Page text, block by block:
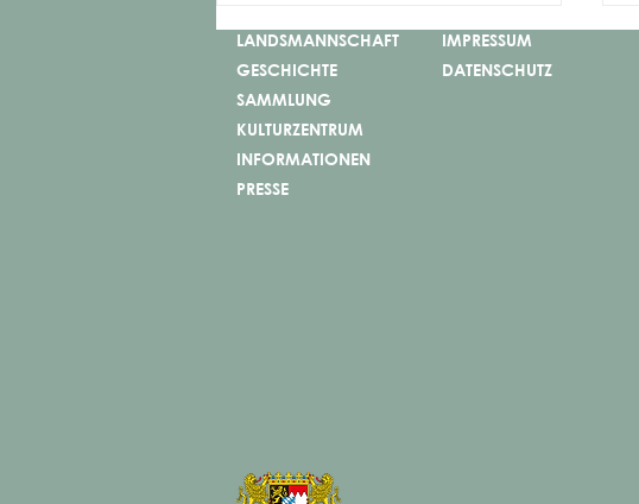
LANDSMANNSCHAFT
GESCHICHTE
SAMMLUNG
KULTURZENTRUM
INFORMATIONEN
PRESSE
IMPRESSUM
DATENSCHUTZ